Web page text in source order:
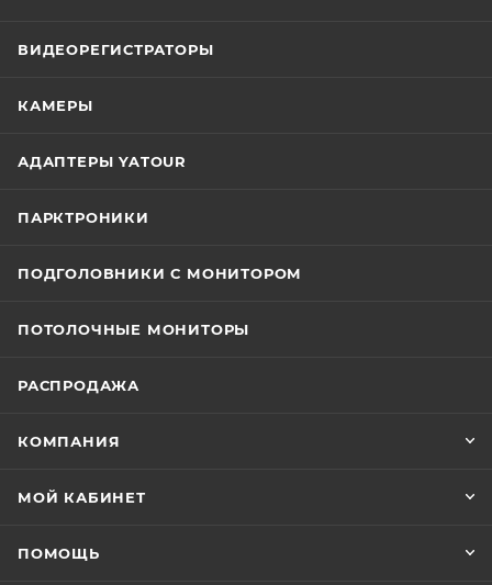
ВИДЕОРЕГИСТРАТОРЫ
КАМЕРЫ
АДАПТЕРЫ YATOUR
ПАРКТРОНИКИ
ПОДГОЛОВНИКИ С МОНИТОРОМ
ПОТОЛОЧНЫЕ МОНИТОРЫ
РАСПРОДАЖА
КОМПАНИЯ
МОЙ КАБИНЕТ
ПОМОЩЬ